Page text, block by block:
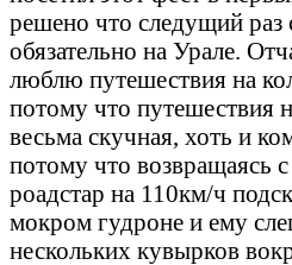
решено что следущий раз
обязательно на Урале.
люблю путешествия на
потому что путешествия
весьма скучная, хоть и
потому что возвращаясь
роадстар на 110км/ч
мокром гудроне и ему
нескольких кувырков